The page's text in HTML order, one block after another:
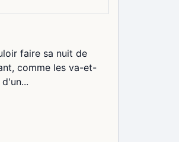
faire sa nuit de
comme les va-et-